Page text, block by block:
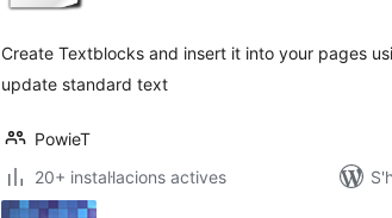
Create Textblocks and insert it into your pages
update standard text
PowieT
20+ instal·lacions actives